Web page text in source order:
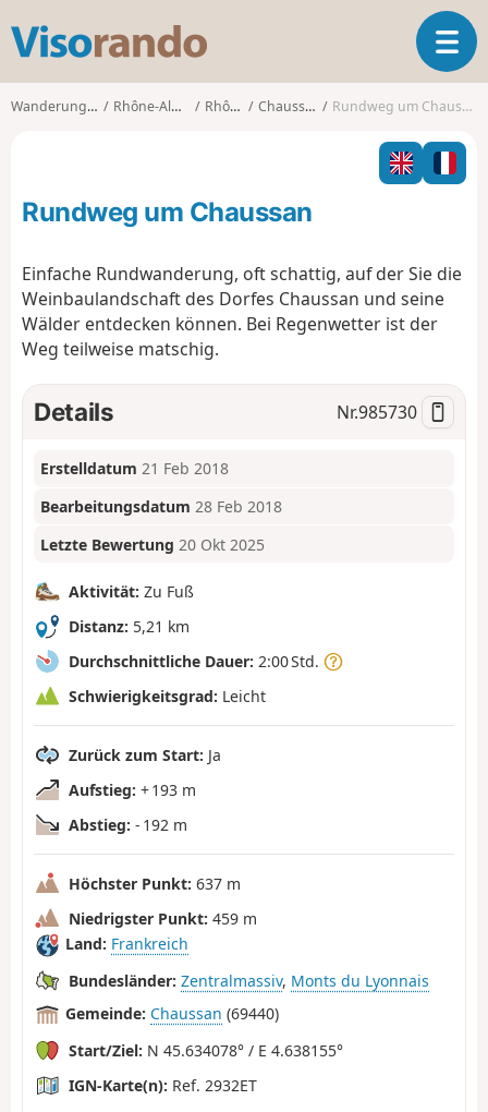
s
o
o
T
o
l
n
g
n
Wanderungen Rhône-Alpes Rhône Chaussan Rundweg um Chaussan
Rundweg um Chaussan
Einfache Rundwanderung, oft schattig, auf der Sie die
Weinbaulandschaft des Dorfes Chaussan und seine
Wälder entdecken können. Bei Regenwetter ist der
Weg teilweise matschig.
Details Nr.985730
Erstelldatum 21 Feb 2018
Bearbeitungsdatum 28 Feb 2018
Letzte Bewertung 20 Okt 2025
Aktivität: Zu Fuß
Distanz: 5,21 km
Durchschnittliche Dauer: 2:00 Std.
Schwierigkeitsgrad: Leicht
Zurück zum Start: Ja
Aufstieg: + 193 m
Abstieg: - 192 m
Höchster Punkt: 637 m
Niedrigster Punkt: 459 m
Land: Frankreich
Bundesländer: Zentralmassiv, Monts du Lyonnais
Gemeinde: Chaussan (69440)
Start/Ziel: N 45.634078° / E 4.638155°
IGN-Karte(n): Ref. 2932ET